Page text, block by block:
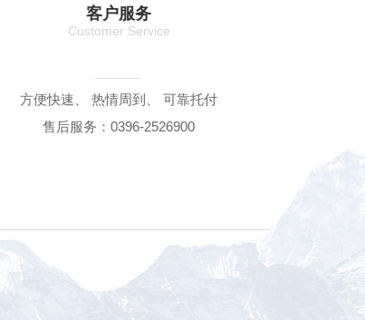
客户服务
Customer Service
方便快速、 热情周到、 可靠托付
售后服务：0396-2526900